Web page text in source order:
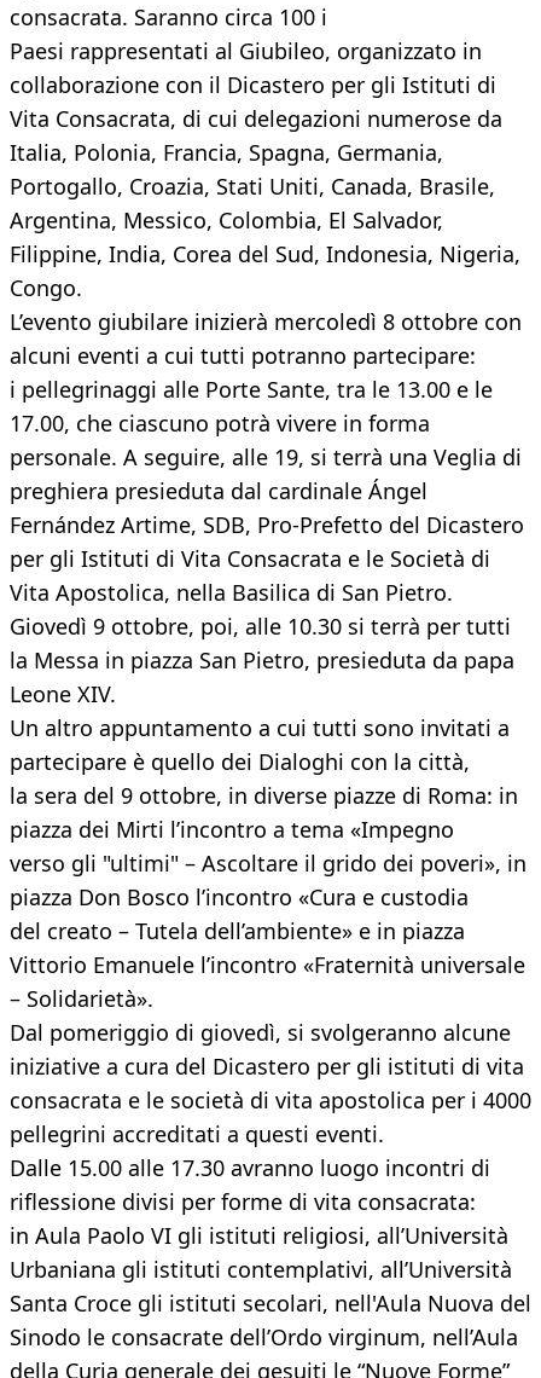
consacrata. Saranno circa 100 i
Paesi rappresentati al Giubileo, organizzato in
collaborazione con il Dicastero per gli Istituti di
Vita Consacrata, di cui delegazioni numerose da
Italia, Polonia, Francia, Spagna, Germania,
Portogallo, Croazia, Stati Uniti, Canada, Brasile,
Argentina, Messico, Colombia, El Salvador,
Filippine, India, Corea del Sud, Indonesia, Nigeria,
Congo.
L’evento giubilare inizierà mercoledì 8 ottobre con
alcuni eventi a cui tutti potranno partecipare:
i pellegrinaggi alle Porte Sante, tra le 13.00 e le
17.00, che ciascuno potrà vivere in forma
personale. A seguire, alle 19, si terrà una Veglia di
preghiera presieduta dal cardinale Ángel
Fernández Artime, SDB, Pro-Prefetto del Dicastero
per gli Istituti di Vita Consacrata e le Società di
Vita Apostolica, nella Basilica di San Pietro.
Giovedì 9 ottobre, poi, alle 10.30 si terrà per tutti
la Messa in piazza San Pietro, presieduta da papa
Leone XIV.
Un altro appuntamento a cui tutti sono invitati a
partecipare è quello dei Dialoghi con la città,
la sera del 9 ottobre, in diverse piazze di Roma: in
piazza dei Mirti l’incontro a tema «Impegno
verso gli "ultimi" – Ascoltare il grido dei poveri», in
piazza Don Bosco l’incontro «Cura e custodia
del creato – Tutela dell’ambiente» e in piazza
Vittorio Emanuele l’incontro «Fraternità universale
– Solidarietà».
Dal pomeriggio di giovedì, si svolgeranno alcune
iniziative a cura del Dicastero per gli istituti di vita
consacrata e le società di vita apostolica per i 4000
pellegrini accreditati a questi eventi.
Dalle 15.00 alle 17.30 avranno luogo incontri di
riflessione divisi per forme di vita consacrata:
in Aula Paolo VI gli istituti religiosi, all’Università
Urbaniana gli istituti contemplativi, all’Università
Santa Croce gli istituti secolari, nell'Aula Nuova del
Sinodo le consacrate dell’Ordo virginum, nell’Aula
della Curia generale dei gesuiti le “Nuove Forme”